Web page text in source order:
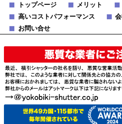
トップページ メリット
高いコストパフォーマンス
お問い合せ